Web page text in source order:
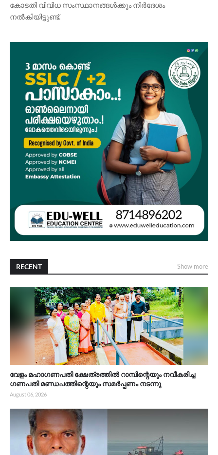
കോടതി വിവിധ സംസ്ഥാനങ്ങൾക്കും നിർദേശം
നൽകിയിട്ടുണ്ട്.
RECENT Show more
വേളം മഹാഗണപതി ക്ഷേത്രത്തിൽ റാമ്പിന്റെയും നവീകരിച്ച
ഗണപതി മണ്ഡപത്തിന്റെയും സമർപ്പണം നടന്നു
August 06, 2026